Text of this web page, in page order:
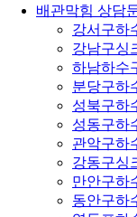
배관막힘 상담
강서구하
강남구싱
하남하수
분당구하
성북구하
성동구하
관악구하
강동구싱
만안구하
동안구하